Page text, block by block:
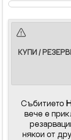
КУПИ /
Събитието
вече е
някои от